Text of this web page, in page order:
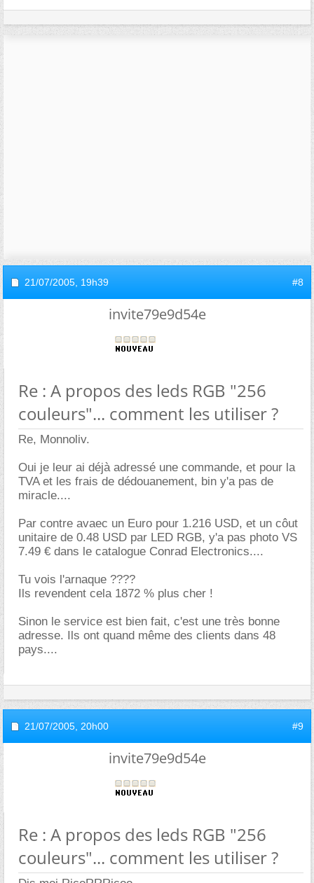
21/07/2005, 19h39 #8
invite79e9d54e
Re : A propos des leds RGB "256
couleurs"... comment les utiliser ?
Re, Monnoliv.
Oui je leur ai déjà adressé une commande, et pour la
TVA et les frais de dédouanement, bin y'a pas de
miracle....
Par contre avaec un Euro pour 1.216 USD, et un côut
unitaire de 0.48 USD par LED RGB, y'a pas photo VS
7.49 € dans le catalogue Conrad Electronics....
Tu vois l'arnaque ????
Ils revendent cela 1872 % plus cher !
Sinon le service est bien fait, c'est une très bonne
adresse. Ils ont quand même des clients dans 48
pays....
21/07/2005, 20h00 #9
invite79e9d54e
Re : A propos des leds RGB "256
couleurs"... comment les utiliser ?